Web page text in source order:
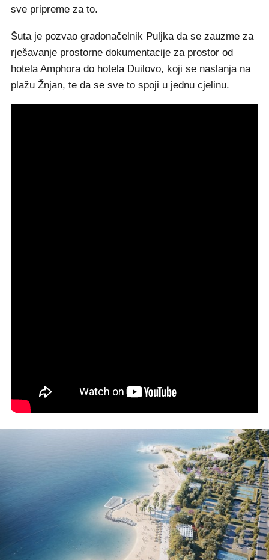
sve pripreme za to.
Šuta je pozvao gradonačelnik Puljka da se zauzme za
rješavanje prostorne dokumentacije za prostor od
hotela Amphora do hotela Duilovo, koji se naslanja na
plažu Žnjan, te da se sve to spoji u jednu cjelinu.